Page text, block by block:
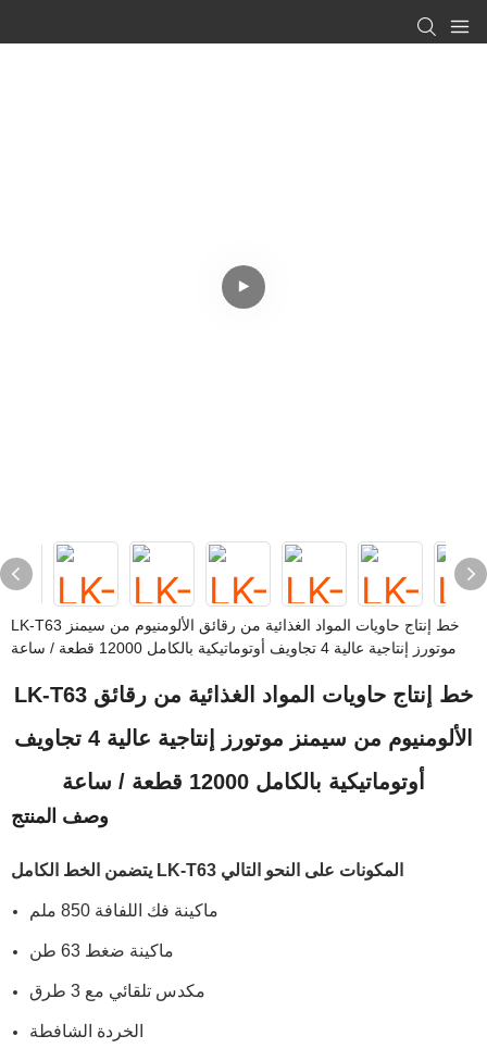
LK-T63 خط إنتاج حاويات المواد الغذائية من رقائق الألومنيوم من سيمنز
موتورز إنتاجية عالية 4 تجاويف أوتوماتيكية بالكامل 12000 قطعة / ساعة
LK-T63 خط إنتاج حاويات المواد الغذائية من رقائق
الألومنيوم من سيمنز موتورز إنتاجية عالية 4 تجاويف
أوتوماتيكية بالكامل 12000 قطعة / ساعة
وصف المنتج
يتضمن الخط الكامل LK-T63 المكونات على النحو التالي
ماكينة فك اللفافة 850 ملم
ماكينة ضغط 63 طن
مكدس تلقائي مع 3 طرق
الخردة الشافطة